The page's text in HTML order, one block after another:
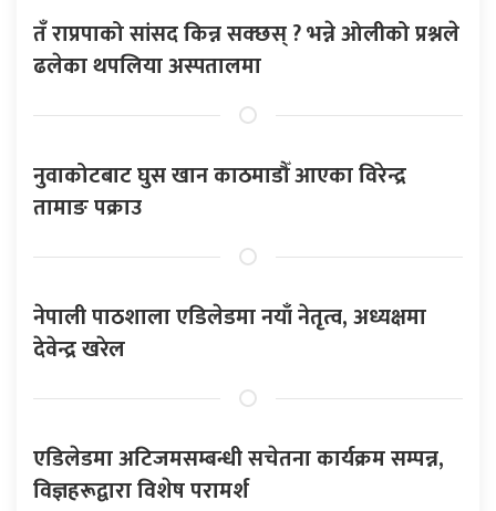
तँ राप्रपाको सांसद किन्न सक्छस् ? भन्ने ओलीको प्रश्नले
ढलेका थपलिया अस्पतालमा
नुवाकोटबाट घुस खान काठमाडौँ आएका विरेन्द्र
तामाङ पक्राउ
नेपाली पाठशाला एडिलेडमा नयाँ नेतृत्व, अध्यक्षमा
देवेन्द्र खरेल
एडिलेडमा अटिजमसम्बन्धी सचेतना कार्यक्रम सम्पन्न,
विज्ञहरूद्वारा विशेष परामर्श